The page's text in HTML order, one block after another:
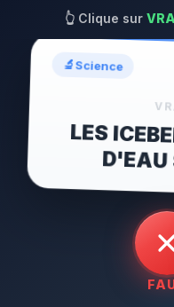
👆Clique sur
🔬Science
LES
D'EAU